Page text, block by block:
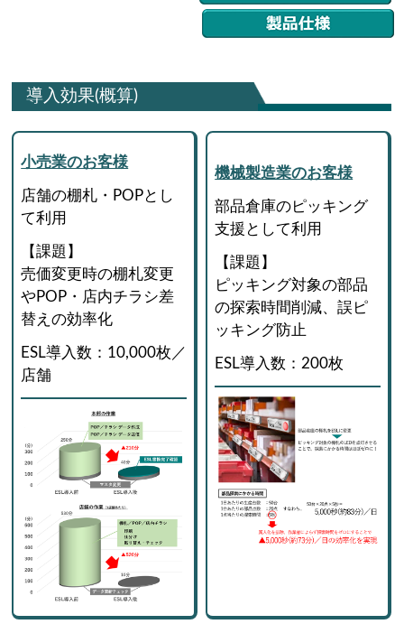
導入効果(概算)
小売業のお客様
店舗の棚札・POPとし
て利用
【課題】
売価変更時の棚札変更
やPOP・店内チラシ差
替えの効率化
ESL導入数：10,000枚／
店舗
機械製造業のお客様
部品倉庫のピッキング
支援として利用
【課題】
ピッキング対象の部品
の探索時間削減、誤ピ
ッキング防止
ESL導入数：200枚